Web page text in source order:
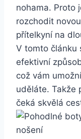
nohama.⁤ Proto
rozchodit
přítelkyní na
V tomto⁢ článku
efektivní
což‍ vám
uděláte. ⁤Takže
čeká skvělá